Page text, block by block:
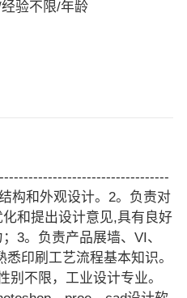
验不限/年龄
构和外观设计。2。负责对
和提出设计意见,具有良好
3。负责产品展墙、VI、
印刷工艺流程基本知识。
别不限，工业设计专业。